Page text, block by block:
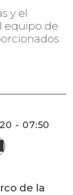
y el
equipo de
- 07:50
de la